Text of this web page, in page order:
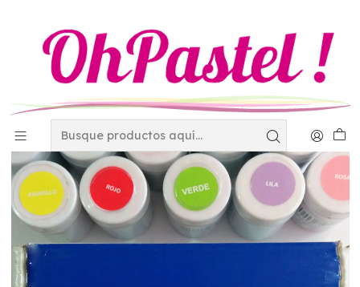
Highlighters - Aerosoles y Plumones comestibles
Color en pasta Colorchef 50g Amarillo